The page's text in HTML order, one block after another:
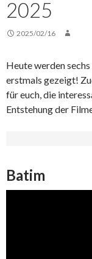
2025
2025/02/16
Heute werden
erstmals gezeigt!
für euch, die
Entstehung der
Batim